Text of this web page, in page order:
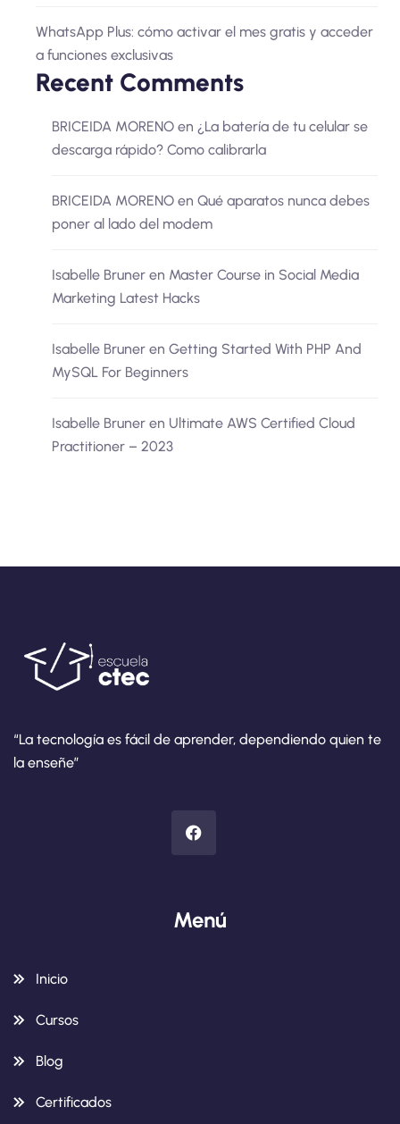
WhatsApp Plus: cómo activar el mes gratis y acceder
a funciones exclusivas
Recent Comments
BRICEIDA MORENO en ¿La batería de tu celular se
descarga rápido? Como calibrarla
BRICEIDA MORENO en Qué aparatos nunca debes
poner al lado del modem
Isabelle Bruner en Master Course in Social Media
Marketing Latest Hacks
Isabelle Bruner en Getting Started With PHP And
MySQL For Beginners
Isabelle Bruner en Ultimate AWS Certified Cloud
Practitioner – 2023
“La tecnología es fácil de aprender, dependiendo quien te
la enseñe”
Menú
Inicio
Cursos
Blog
Certificados